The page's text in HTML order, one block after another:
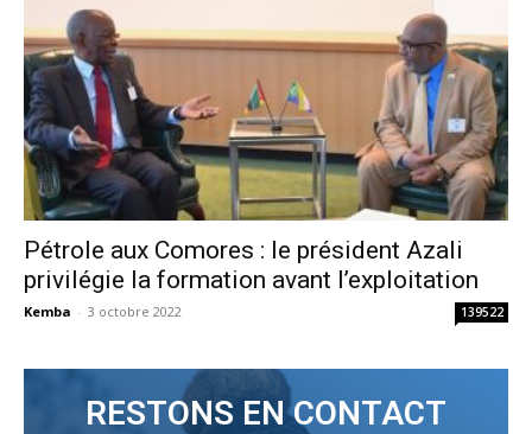
Pétrole aux Comores : le président Azali
privilégie la formation avant l’exploitation
Kemba - 3 octobre 2022 139522
RESTONS EN CONTACT